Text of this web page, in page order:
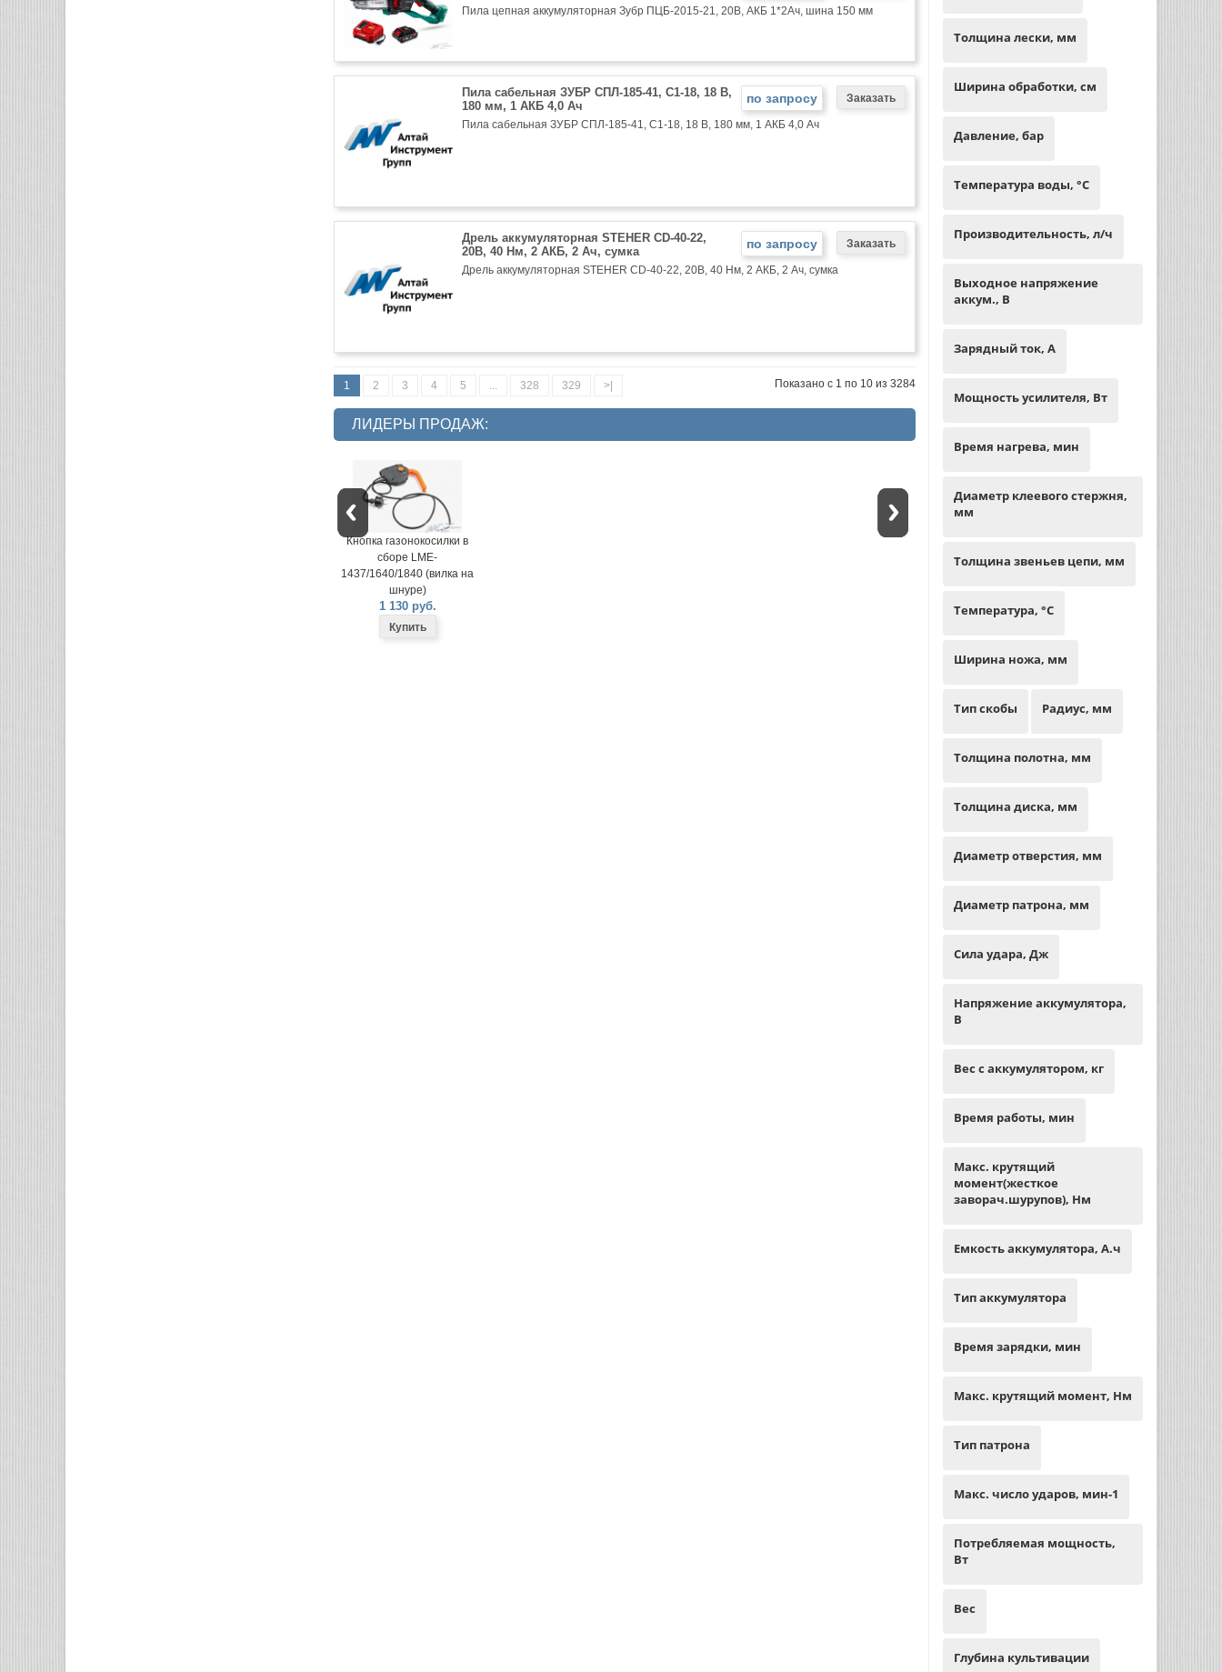
Толщина лески, мм
Ширина обработки, см
Давление, бар
Температура воды, °С
Производительность, л/ч
Выходное напряжение
аккум., В
Зарядный ток, А
Мощность усилителя, Вт
Время нагрева, мин
Диаметр клеевого стержня,
мм
Толщина звеньев цепи, мм
Температура, °С
Ширина ножа, мм
Тип скобы Радиус, мм
Толщина полотна, мм
Толщина диска, мм
Диаметр отверстия, мм
Диаметр патрона, мм
Сила удара, Дж
Напряжение аккумулятора,
В
Вес с аккумулятором, кг
Время работы, мин
Макс. крутящий
момент(жесткое
заворач.шурупов), Нм
Емкость аккумулятора, А.ч
Тип аккумулятора
Время зарядки, мин
Макс. крутящий момент, Нм
Тип патрона
Макс. число ударов, мин-1
Потребляемая мощность,
Вт
Вес
Глубина культивации
Пила цепная аккумуляторная Зубр ПЦБ-2015-21, 20В, АКБ 1*2Ач, шина 150 мм
по запросу
Пила сабельная ЗУБР СПЛ-185-41, С1-18, 18 В,
180 мм, 1 АКБ 4,0 Ач
Пила сабельная ЗУБР СПЛ-185-41, С1-18, 18 В, 180 мм, 1 АКБ 4,0 Ач
по запросу
Дрель аккумуляторная STEHER CD-40-22,
20В, 40 Нм, 2 АКБ, 2 Ач, сумка
Дрель аккумуляторная STEHER CD-40-22, 20В, 40 Нм, 2 АКБ, 2 Ач, сумка
1 2 3 4 5 ... 328 329 >| Показано с 1 по 10 из 3284
ЛИДЕРЫ ПРОДАЖ:
Кнопка газонокосилки в
сборе LME-
1437/1640/1840 (вилка на
шнуре)
1 130 руб.